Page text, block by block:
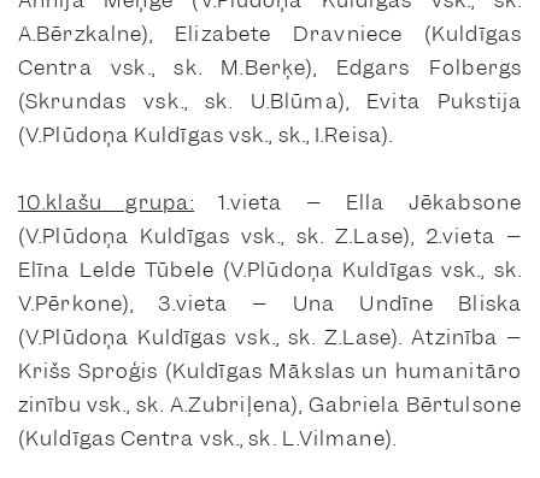
A.Bērzkalne), Elizabete Dravniece (Kuldīgas
Centra vsk., sk. M.Berķe), Edgars Folbergs
(Skrundas vsk., sk. U.Blūma), Evita Pukstija
(V.Plūdoņa Kuldīgas vsk., sk., I.Reisa).
10.klašu grupa: 1.vieta – Ella Jēkabsone
(V.Plūdoņa Kuldīgas vsk., sk. Z.Lase), 2.vieta –
Elīna Lelde Tūbele (V.Plūdoņa Kuldīgas vsk., sk.
V.Pērkone), 3.vieta – Una Undīne Bliska
(V.Plūdoņa Kuldīgas vsk., sk. Z.Lase). Atzinība –
Krišs Sproģis (Kuldīgas Mākslas un humanitāro
zinību vsk., sk. A.Zubriļena), Gabriela Bērtulsone
(Kuldīgas Centra vsk., sk. L.Vilmane).